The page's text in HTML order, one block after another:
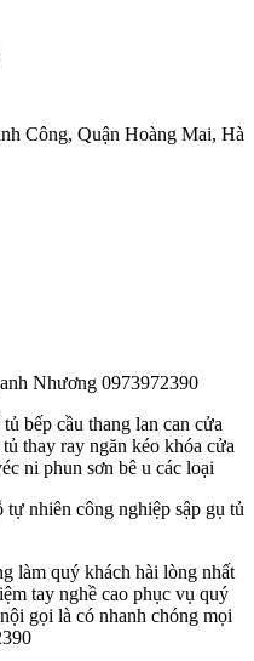
Công, Quận Hoàng Mai, Hà
Nhương 0973972390
bếp cầu thang lan can cửa
thay ray ngăn kéo khóa cửa
ni phun sơn bê u các loại
nhiên công nghiệp sập gụ tủ
làm quý khách hài lòng nhất
tay nghề cao phục vụ quý
gọi là có nhanh chóng mọi